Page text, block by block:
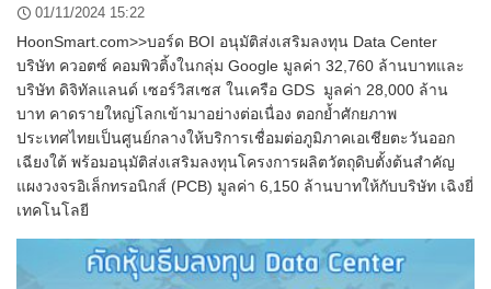
01/11/2024 15:22
HoonSmart.com>>บอร์ด BOI อนุมัติส่งเสริมลงทุน Data Center
บริษัท ควอตซ์ คอมพิวติ้งในกลุ่ม Google มูลค่า 32,760 ล้านบาทและ
บริษัท ดิจิทัลแลนด์ เซอร์วิสเซส ในเครือ GDS มูลค่า 28,000 ล้าน
บาท คาดรายใหญ่โลกเข้ามาอย่างต่อเนื่อง ตอกย้ำศักยภาพ
ประเทศไทยเป็นศูนย์กลางให้บริการเชื่อมต่อภูมิภาคเอเชียตะวันออก
เฉียงใต้ พร้อมอนุมัติส่งเสริมลงทุนโครงการผลิตวัตถุดิบตั้งต้นสำคัญ
แผงวงจรอิเล็กทรอนิกส์ (PCB) มูลค่า 6,150 ล้านบาทให้กับบริษัท เฉิงยี่
เทคโนโลยี